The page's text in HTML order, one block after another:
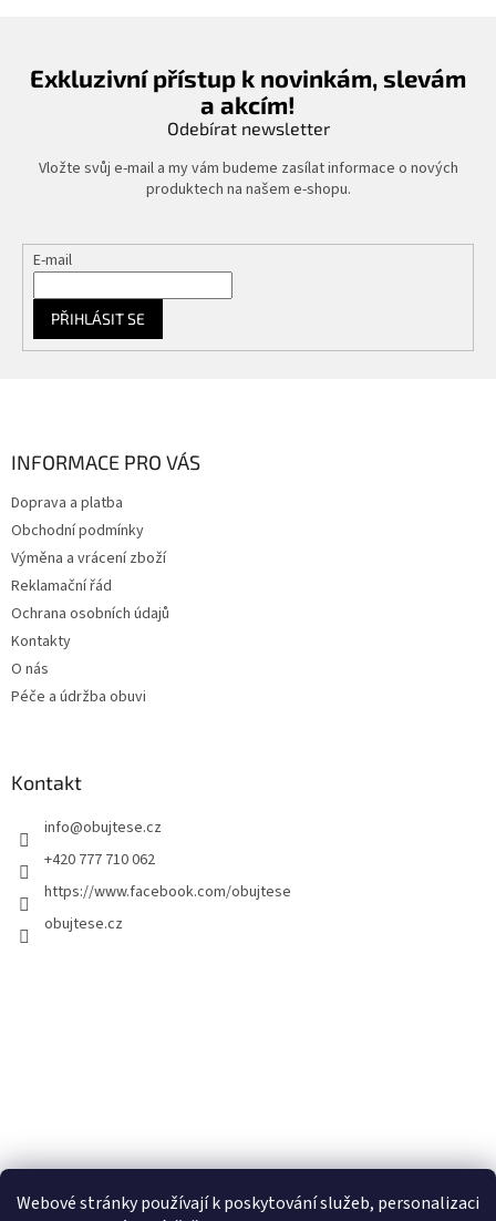
Webové stránky používají k poskytování služeb, personalizaci
Exkluzivní přístup k novinkám, slevám
a akcím!
Odebírat newsletter
Vložte svůj e-mail a my vám budeme zasílat informace o nových
produktech na našem e-shopu.
E-mail
PŘIHLÁSIT SE
INFORMACE PRO VÁS
Doprava a platba
Obchodní podmínky
Výměna a vrácení zboží
Reklamační řád
Ochrana osobních údajů
Kontakty
O nás
Péče a údržba obuvi
Kontakt
info@obujtese.cz
+420 777 710 062
https://www.facebook.com/obujtese
obujtese.cz